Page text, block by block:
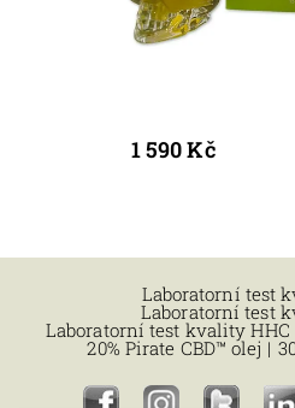
1 590 Kč
Laboratorní test
Laboratorní test
Laboratorní test kvality HHC
20% Pirate CBD™ olej |